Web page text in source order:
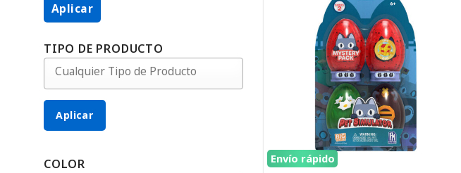
Aplicar
TIPO DE PRODUCTO
Aplicar
COLOR Envío rápido